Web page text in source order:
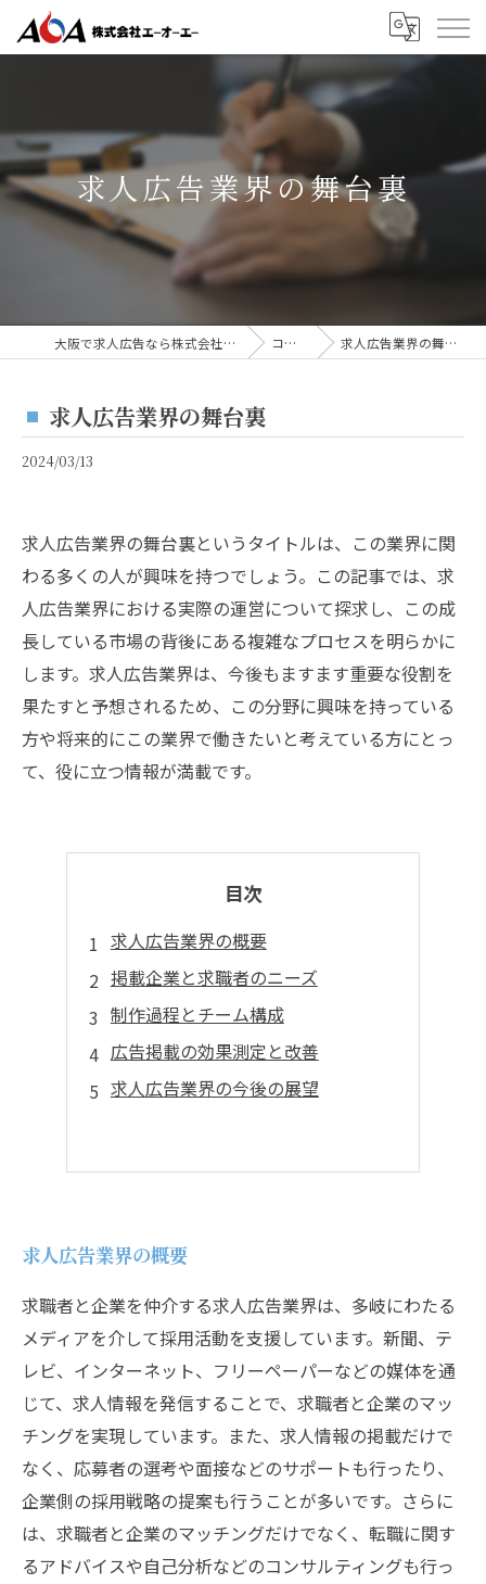
求人広告業界の舞台裏
大阪で求人広告なら株式会社AOA コラム 求人広告業界の舞台裏
求人広告業界の舞台裏
2024/03/13
求人広告業界の舞台裏というタイトルは、この業界に関
わる多くの人が興味を持つでしょう。この記事では、求
人広告業界における実際の運営について探求し、この成
長している市場の背後にある複雑なプロセスを明らかに
します。求人広告業界は、今後もますます重要な役割を
果たすと予想されるため、この分野に興味を持っている
方や将来的にこの業界で働きたいと考えている方にとっ
て、役に立つ情報が満載です。
目次
求人広告業界の概要
掲載企業と求職者のニーズ
制作過程とチーム構成
広告掲載の効果測定と改善
求人広告業界の今後の展望
求人広告業界の概要
求職者と企業を仲介する求人広告業界は、多岐にわたる
メディアを介して採用活動を支援しています。新聞、テ
レビ、インターネット、フリーペーパーなどの媒体を通
じて、求人情報を発信することで、求職者と企業のマッ
チングを実現しています。また、求人情報の掲載だけで
なく、応募者の選考や面接などのサポートも行ったり、
企業側の採用戦略の提案も行うことが多いです。さらに
は、求職者と企業のマッチングだけでなく、転職に関す
るアドバイスや自己分析などのコンサルティングも行っ